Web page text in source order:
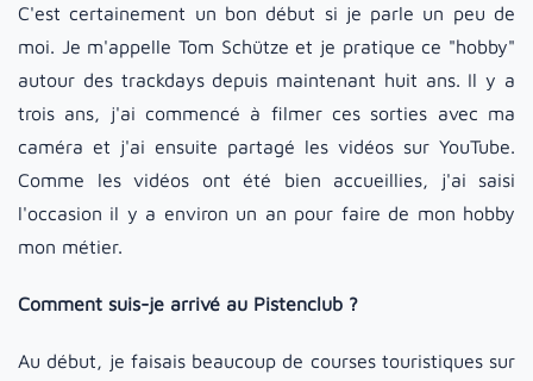
C'est certainement un bon début si je parle un peu de
moi. Je m'appelle Tom Schütze et je pratique ce "hobby"
autour des trackdays depuis maintenant huit ans. Il y a
trois ans, j'ai commencé à filmer ces sorties avec ma
caméra et j'ai ensuite partagé les vidéos sur YouTube.
Comme les vidéos ont été bien accueillies, j'ai saisi
l'occasion il y a environ un an pour faire de mon hobby
mon métier.
Comment suis-je arrivé au Pistenclub ?
Au début, je faisais beaucoup de courses touristiques sur